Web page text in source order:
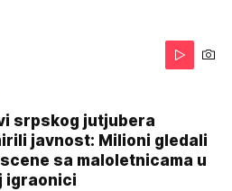
srpskog jutjubera
javnost: Milioni gledali
sa maloletnicama u
igraonici